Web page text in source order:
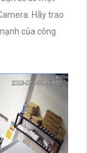
Hãy trao
của công